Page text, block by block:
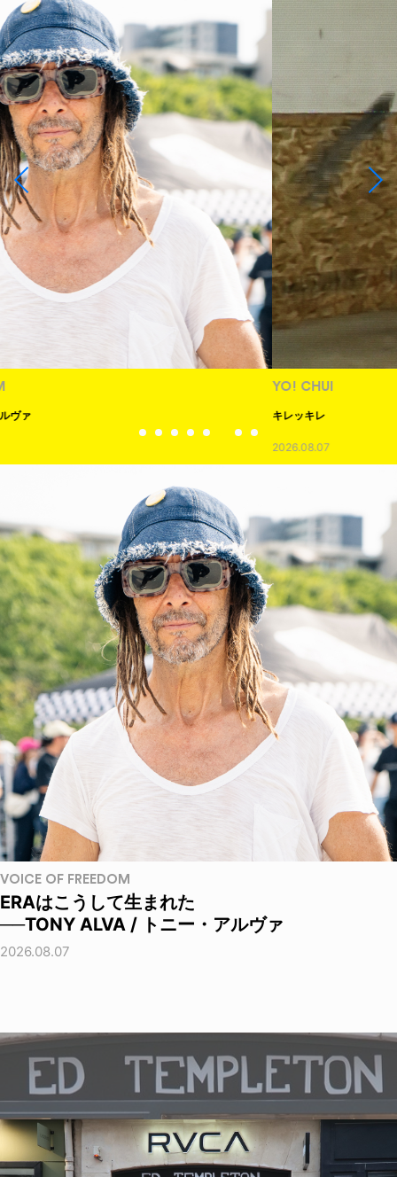
YO! CHUI
キレッキレ
VOICE OF FREEDOM
ERAはこうして生まれた
──TONY ALVA / トニー・アルヴァ
2026.08.07